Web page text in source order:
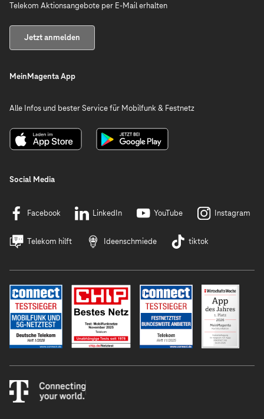
Telekom Aktionsangebote per E-Mail erhalten
Jetzt anmelden
MeinMagenta App
Alle Infos und bester Service für Mobilfunk & Festnetz
Social Media
Facebook LinkedIn YouTube Instagram
Telekom hilft Ideenschmiede tiktok